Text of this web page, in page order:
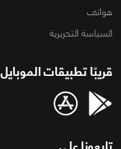
هواتف
السياسة التحريرية
قريبًا تطبيقات الموبايل